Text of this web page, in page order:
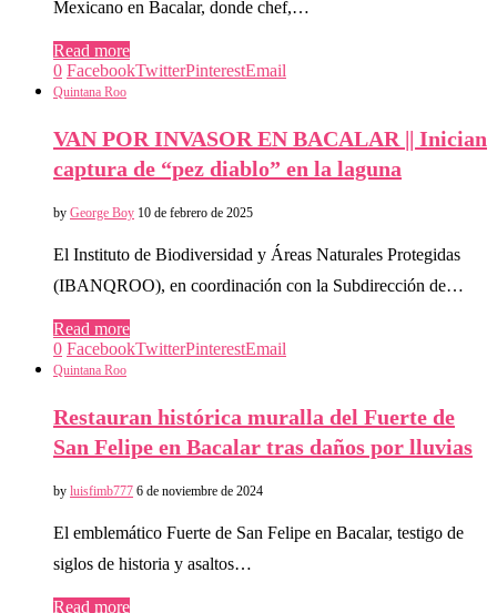
Mexicano en Bacalar, donde chef,…
Read more
0 FacebookTwitterPinterestEmail
Quintana Roo
VAN POR INVASOR EN BACALAR || Inician
captura de “pez diablo” en la laguna
by George Boy 10 de febrero de 2025
El Instituto de Biodiversidad y Áreas Naturales Protegidas
(IBANQROO), en coordinación con la Subdirección de…
Read more
0 FacebookTwitterPinterestEmail
Quintana Roo
Restauran histórica muralla del Fuerte de
San Felipe en Bacalar tras daños por lluvias
by luisfimb777 6 de noviembre de 2024
El emblemático Fuerte de San Felipe en Bacalar, testigo de
siglos de historia y asaltos…
Read more